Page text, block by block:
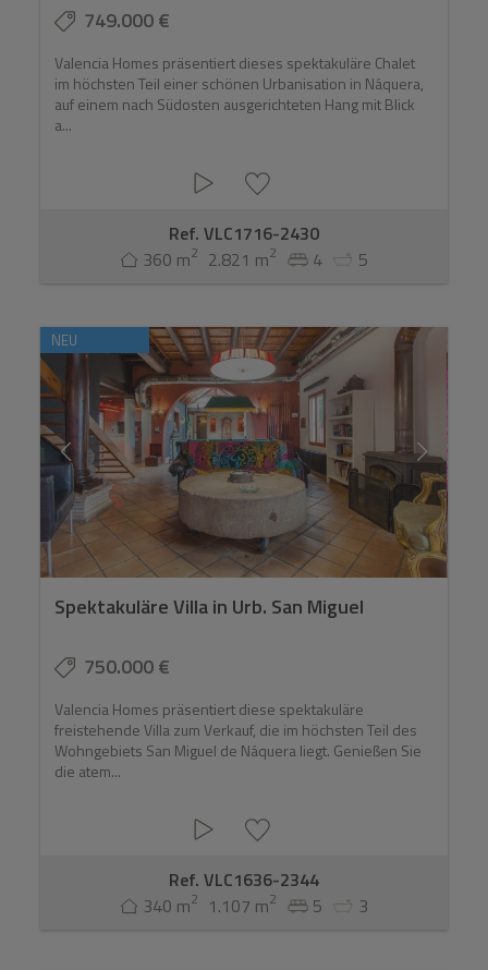
749.000 €
Valencia Homes präsentiert dieses spektakuläre Chalet
im höchsten Teil einer schönen Urbanisation in Náquera,
auf einem nach Südosten ausgerichteten Hang mit Blick
a...
Ref. VLC1716-2430
360 m2 2.821 m2 4 5
NEU
Spektakuläre Villa in Urb. San Miguel
750.000 €
Valencia Homes präsentiert diese spektakuläre
freistehende Villa zum Verkauf, die im höchsten Teil des
Wohngebiets San Miguel de Náquera liegt. Genießen Sie
die atem...
Ref. VLC1636-2344
340 m2 1.107 m2 5 3